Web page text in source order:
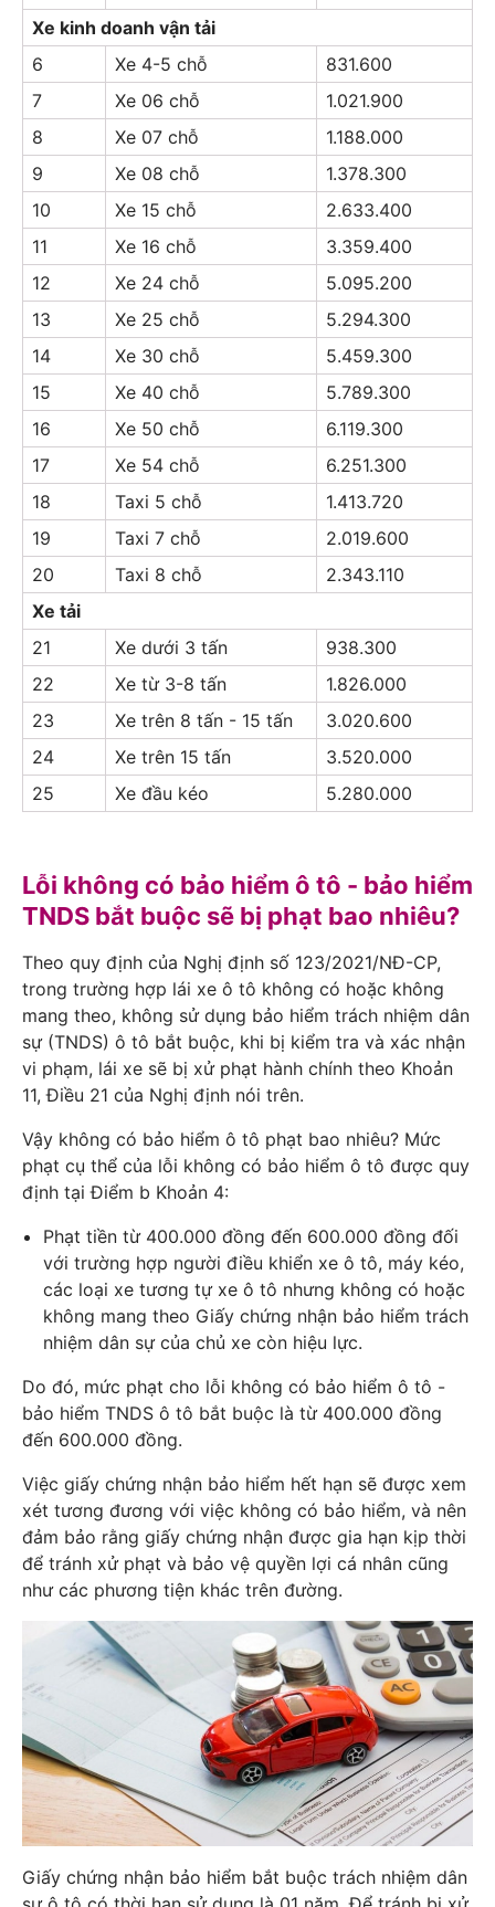
Xe kinh doanh vận tải
6
Xe 4-5 chỗ
831.600
7
Xe 06 chỗ
1.021.900
8
Xe 07 chỗ
1.188.000
9
Xe 08 chỗ
1.378.300
10
Xe 15 chỗ
2.633.400
11
Xe 16 chỗ
3.359.400
12
Xe 24 chỗ
5.095.200
13
Xe 25 chỗ
5.294.300
14
Xe 30 chỗ
5.459.300
15
Xe 40 chỗ
5.789.300
16
Xe 50 chỗ
6.119.300
17
Xe 54 chỗ
6.251.300
18
Taxi 5 chỗ
1.413.720
19
Taxi 7 chỗ
2.019.600
20
Taxi 8 chỗ
2.343.110
Xe tải
21
Xe dưới 3 tấn
938.300
22
Xe từ 3-8 tấn
1.826.000
23
Xe trên 8 tấn - 15 tấn
3.020.600
24
Xe trên 15 tấn
3.520.000
25
Xe đầu kéo 5.280.000
Lỗi không có bảo hiểm ô tô - bảo hiểm
TNDS bắt buộc sẽ bị phạt bao nhiêu?
Theo quy định của Nghị định số 123/2021/NĐ-CP,
trong trường hợp lái xe ô tô không có hoặc không
mang theo, không sử dụng bảo hiểm trách nhiệm dân
sự (TNDS) ô tô bắt buộc, khi bị kiểm tra và xác nhận
vi phạm, lái xe sẽ bị xử phạt hành chính theo Khoản
11, Điều 21 của Nghị định nói trên.
Vậy không có bảo hiểm ô tô phạt bao nhiêu? Mức
phạt cụ thể của lỗi không có bảo hiểm ô tô được quy
định tại Điểm b Khoản 4:
Phạt tiền từ 400.000 đồng đến 600.000 đồng đối
với trường hợp người điều khiển xe ô tô, máy kéo,
các loại xe tương tự xe ô tô nhưng không có hoặc
không mang theo Giấy chứng nhận bảo hiểm trách
nhiệm dân sự của chủ xe còn hiệu lực.
Do đó, mức phạt cho lỗi không có bảo hiểm ô tô -
bảo hiểm TNDS ô tô bắt buộc là từ 400.000 đồng
đến 600.000 đồng.
Việc giấy chứng nhận bảo hiểm hết hạn sẽ được xem
xét tương đương với việc không có bảo hiểm, và nên
đảm bảo rằng giấy chứng nhận được gia hạn kịp thời
để tránh xử phạt và bảo vệ quyền lợi cá nhân cũng
như các phương tiện khác trên đường.
Giấy chứng nhận bảo hiểm bắt buộc trách nhiệm dân